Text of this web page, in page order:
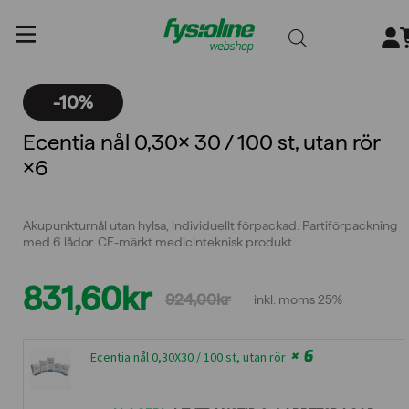
innehållet
-10%
Ecentia nål 0,30× 30 / 100 st, utan rör
×6
Akupunkturnål utan hylsa, individuellt förpackad. Partiförpackning
med 6 lådor. CE-märkt medicinteknisk produkt.
924,00kr
Det
ursprungliga
831,60kr
Det
nuvarande
inkl. moms 25%
Ecentia nål 0,30X30 / 100 st, utan rör × 6